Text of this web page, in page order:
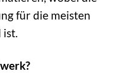
für die meisten
ist.